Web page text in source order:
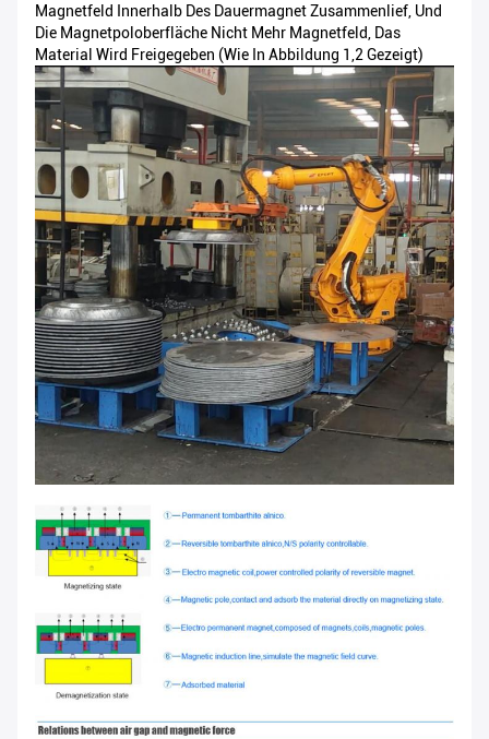
Magnetfeld Innerhalb Des Dauermagnet Zusammenlief, Und
Die Magnetpoloberfläche Nicht Mehr Magnetfeld, Das
Material Wird Freigegeben (wie In Abbildung 1,2 Gezeigt)